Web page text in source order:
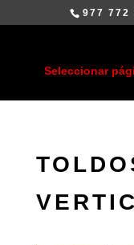
977 772
Seleccionar